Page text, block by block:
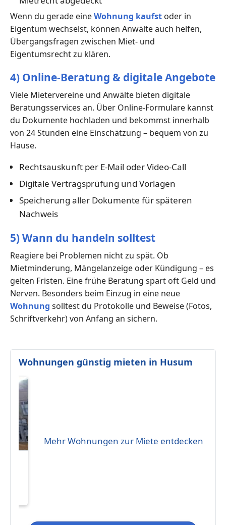
Wenn du gerade eineWohnung kaufst oder in
Eigentum wechselst, können Anwälte auch helfen,
Übergangsfragen zwischen Miet- und
Eigentumsrecht zu klären.
4) Online-Beratung & digitale Angebote
Viele Mietervereine und Anwälte bieten digitale
Beratungsservices an. Über Online-Formulare kannst
du Dokumente hochladen und bekommst innerhalb
von 24 Stunden eine Einschätzung – bequem von zu
Hause.
Rechtsauskunft per E-Mail oder Video-Call
Digitale Vertragsprüfung und Vorlagen
Speicherung aller Dokumente für späteren
Nachweis
5) Wann du handeln solltest
Reagiere bei Problemen nicht zu spät. Ob
Mietminderung, Mängelanzeige oder Kündigung – es
gelten Fristen. Eine frühe Beratung spart oft Geld und
Nerven. Besonders beim Einzug in eine neue
Wohnung solltest du Protokolle und Beweise (Fotos,
Schriftverkehr) von Anfang an sichern.
Wohnungen günstig mieten in Husum
Mehr Wohnungen zur Miete entdecken